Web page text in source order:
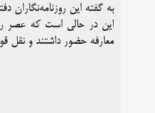
به گفته این
این در حالی است که عصر
معارفه حضور داشتند و نقل